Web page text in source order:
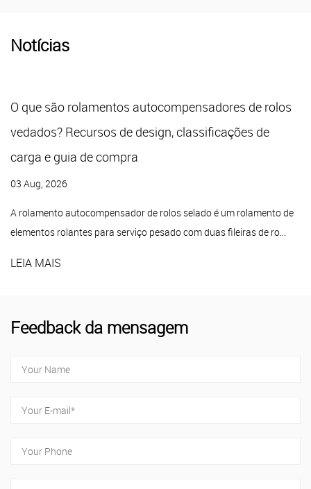
Notícias
autocompensadores de rolos
de design, classificações de
compra
de rolos selado é um rolamento de
serviço pesado com duas fileiras de ro...
Unidades de
design, tipos e
consiste em um
LEIA MAIS
Feedback da mensagem